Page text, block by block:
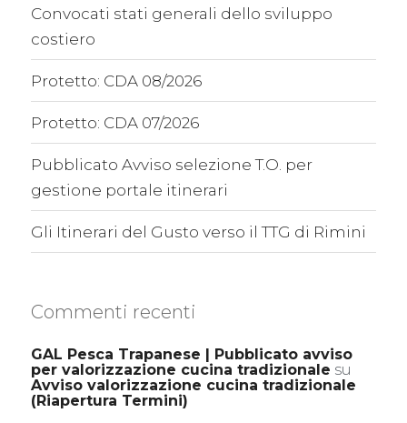
Convocati stati generali dello sviluppo
costiero
Protetto: CDA 08/2026
Protetto: CDA 07/2026
Pubblicato Avviso selezione T.O. per
gestione portale itinerari
Gli Itinerari del Gusto verso il TTG di Rimini
Commenti recenti
GAL Pesca Trapanese | Pubblicato avviso
per valorizzazione cucina tradizionale su
Avviso valorizzazione cucina tradizionale
(Riapertura Termini)